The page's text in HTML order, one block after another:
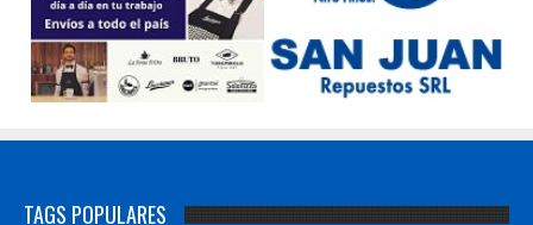
TAGS POPULARES